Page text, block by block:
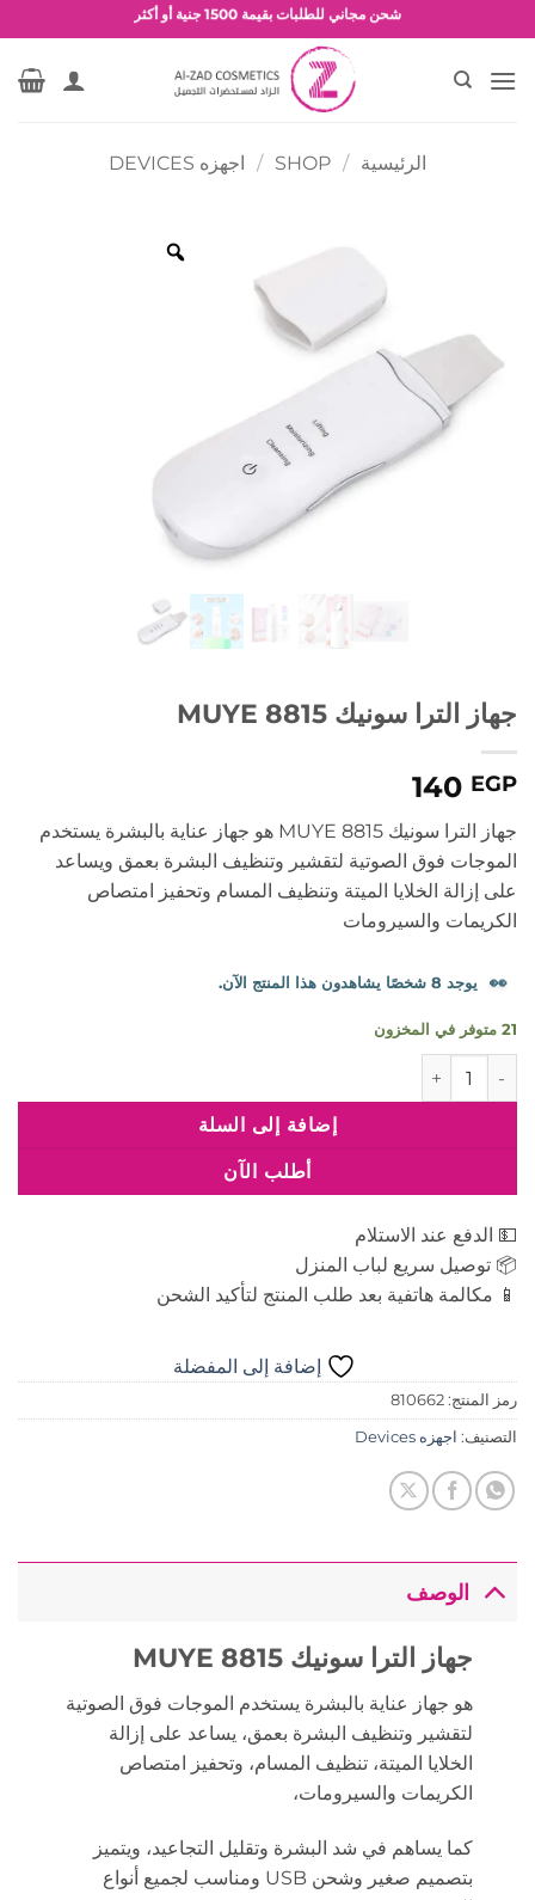
للمحتوى
شحن مجاني للطلبات بقيمة 1500 جنية أو أكثر
عروض وخصومات حصرية
الرئيسية /
SHOP
/ اجهزه DEVICES
جهاز الترا سونيك MUYE 8815
140 EGP
جهاز الترا سونيك MUYE 8815 هو جهاز عناية بالبشرة يستخدم
الموجات فوق الصوتية لتقشير وتنظيف البشرة بعمق ويساعد
على إزالة الخلايا الميتة وتنظيف المسام وتحفيز امتصاص
الكريمات والسيرومات
👀 يوجد 8 شخصًا يشاهدون هذا المنتج الآن.
21 متوفر في المخزون
كمية جهاز الترا سونيك MUYE 8815
إضافة إلى السلة
أطلب الآن
💵 الدفع عند الاستلام
📦 توصيل سريع لباب المنزل
📱 مكالمة هاتفية بعد طلب المنتج لتأكيد الشحن
إضافة إلى المفضلة
رمز المنتج: 810662
التصنيف: اجهزه Devices
الوصف
جهاز الترا سونيك MUYE 8815
هو جهاز عناية بالبشرة يستخدم الموجات فوق الصوتية
لتقشير وتنظيف البشرة بعمق، يساعد على إزالة
الخلايا الميتة، تنظيف المسام، وتحفيز امتصاص
الكريمات والسيرومات،
كما يساهم في شد البشرة وتقليل التجاعيد، ويتميز
بتصميم صغير وشحن USB ومناسب لجميع أنواع